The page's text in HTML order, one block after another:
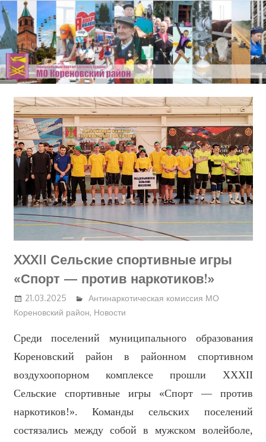
Перейти
к
содержимому
XXXII Сельские спортивные игры
«Спорт — против наркотиков!»
21.03.2025
Антинаркотическая комиссия МО
Кореновский район, Новости
Среди поселений муниципального образования
Кореновский район в районном спортивном
воздухоопорном комплексепрошли XXXII
Сельскиеспортивныеигры«Спорт — против
наркотиков!». Команды сельских поселений
состязались между собой в мужском волейболе,